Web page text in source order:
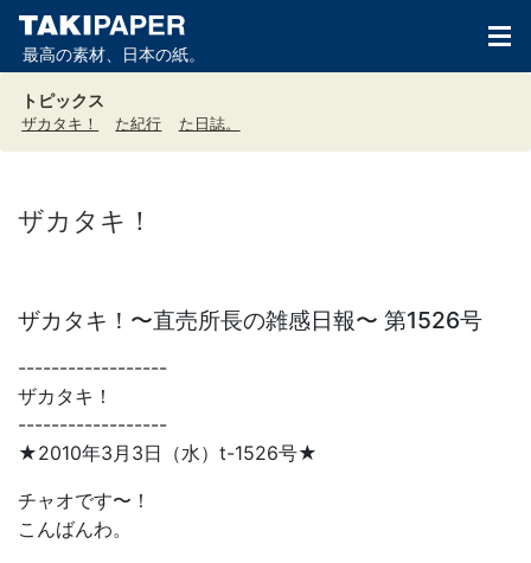
最高の素材、日本の紙。
トピックス
ザカタキ！ た紀行 た日誌。
ザカタキ！
ザカタキ！〜直売所長の雑感日報〜 第1526号
------------------
ザカタキ！
------------------
★2010年3月3日（水）t-1526号★
チャオです〜！
こんばんわ。